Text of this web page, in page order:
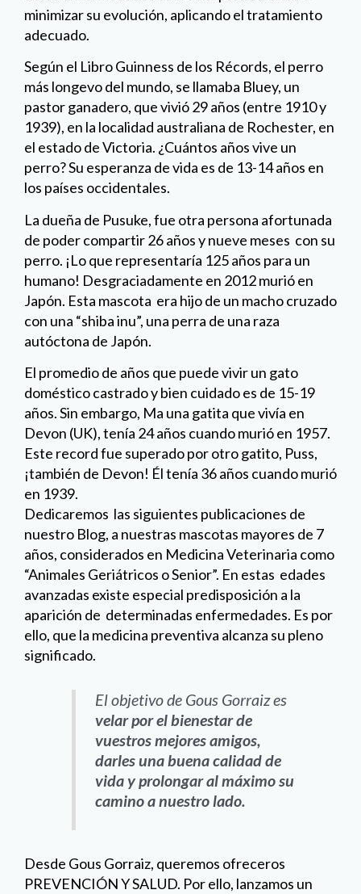
minimizar su evolución, aplicando el tratamiento
adecuado.
Según el Libro Guinness de los Récords, el perro
más longevo del mundo, se llamaba Bluey, un
pastor ganadero, que vivió 29 años (entre 1910 y
1939), en la localidad australiana de Rochester, en
el estado de Victoria. ¿Cuántos años vive un
perro? Su esperanza de vida es de 13-14 años en
los países occidentales.
La dueña de Pusuke, fue otra persona afortunada
de poder compartir 26 años y nueve meses con su
perro. ¡Lo que representaría 125 años para un
humano! Desgraciadamente en 2012 murió en
Japón. Esta mascota era hijo de un macho cruzado
con una “shiba inu”, una perra de una raza
autóctona de Japón.
El promedio de años que puede vivir un gato
doméstico castrado y bien cuidado es de 15-19
años. Sin embargo, Ma una gatita que vivía en
Devon (UK), tenía 24 años cuando murió en 1957.
Este record fue superado por otro gatito, Puss,
¡también de Devon! Él tenía 36 años cuando murió
en 1939.
Dedicaremos las siguientes publicaciones de
nuestro Blog, a nuestras mascotas mayores de 7
años, considerados en Medicina Veterinaria como
“Animales Geriátricos o Senior”. En estas edades
avanzadas existe especial predisposición a la
aparición de determinadas enfermedades. Es por
ello, que la medicina preventiva alcanza su pleno
significado.
El objetivo de Gous Gorraiz es
velar por el bienestar de
vuestros mejores amigos,
darles una buena calidad de
vida y prolongar al máximo su
camino a nuestro lado.
Desde Gous Gorraiz, queremos ofreceros
PREVENCIÓN Y SALUD. Por ello, lanzamos un